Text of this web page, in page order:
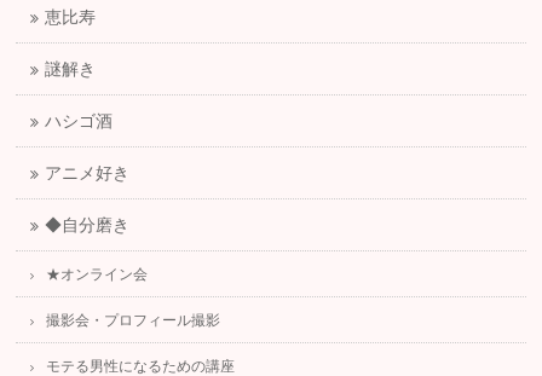
恵比寿
謎解き
ハシゴ酒
アニメ好き
◆自分磨き
★オンライン会
撮影会・プロフィール撮影
モテる男性になるための講座